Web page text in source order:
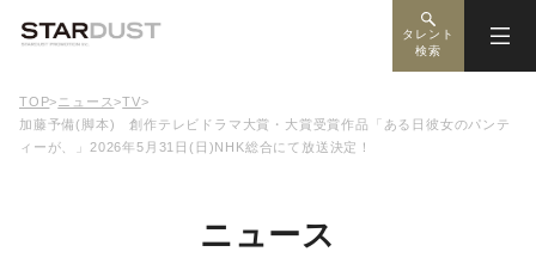
タレント
検索
TOP> ニュース>TV>
加藤予備(脚本) 創作テレビドラマ大賞・大賞受賞作品「ある日彼女のパンテ
ィーが、」2026年5月31日(日)NHK総合にて放送決定！
ニュース